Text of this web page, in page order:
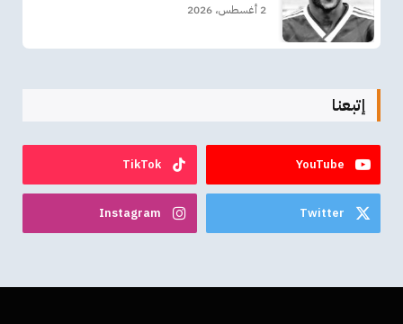
2 أغسطس، 2026
إتبعنا
YouTube
TikTok
Twitter
Instagram